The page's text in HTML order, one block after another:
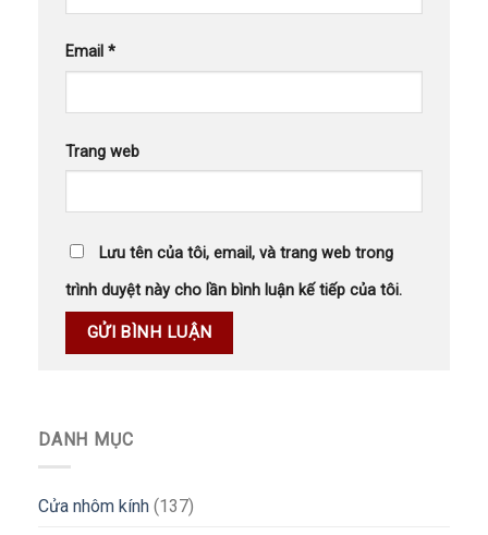
Email *
Trang web
Lưu tên của tôi, email, và trang web trong
trình duyệt này cho lần bình luận kế tiếp của tôi.
DANH MỤC
Cửa nhôm kính (137)